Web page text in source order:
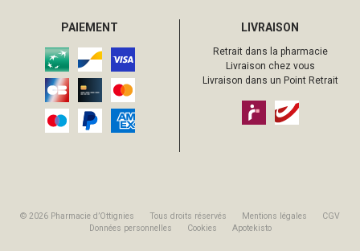
PAIEMENT LIVRAISON
Retrait dans la pharmacie
Livraison chez vous
Livraison dans un Point Retrait
© 2026 Pharmacie d’Ottignies Tous droits réservés Mentions légales
CGV
Données personnelles
Cookies Apotekisto